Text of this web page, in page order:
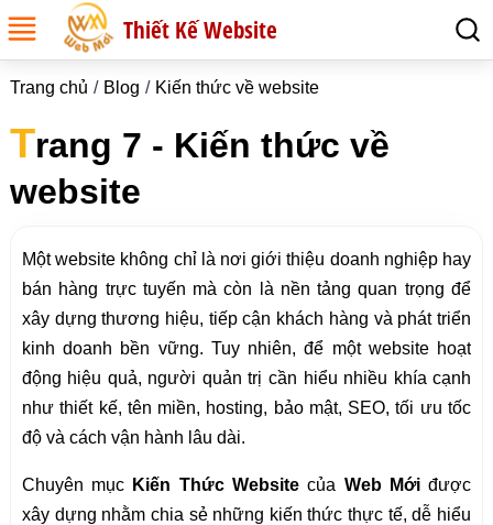
Thiết Kế Website
Trang chủ Blog Kiến thức về website
Trang 7 - Kiến thức về
website
Một website không chỉ là nơi giới thiệu doanh nghiệp hay
bán hàng trực tuyến mà còn là nền tảng quan trọng để
xây dựng thương hiệu, tiếp cận khách hàng và phát triển
kinh doanh bền vững. Tuy nhiên, để một website hoạt
động hiệu quả, người quản trị cần hiểu nhiều khía cạnh
như thiết kế, tên miền, hosting, bảo mật, SEO, tối ưu tốc
độ và cách vận hành lâu dài.
Chuyên mục Kiến Thức Website của Web Mớiđược
xây dựng nhằm chia sẻ những kiến thức thực tế, dễ hiểu